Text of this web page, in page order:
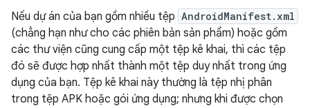
Nếu dự án của bạn gồm nhiều tệp AndroidManifest.xml
(chẳng hạn như cho các phiên bản sản phẩm) hoặc gồm
các thư viện cũng cung cấp một tệp kê khai, thì các tệp
đó sẽ được hợp nhất thành một tệp duy nhất trong ứng
dụng của bạn. Tệp kê khai này thường là tệp nhị phân
trong tệp APK hoặc gói ứng dụng; nhưng khi được chọn